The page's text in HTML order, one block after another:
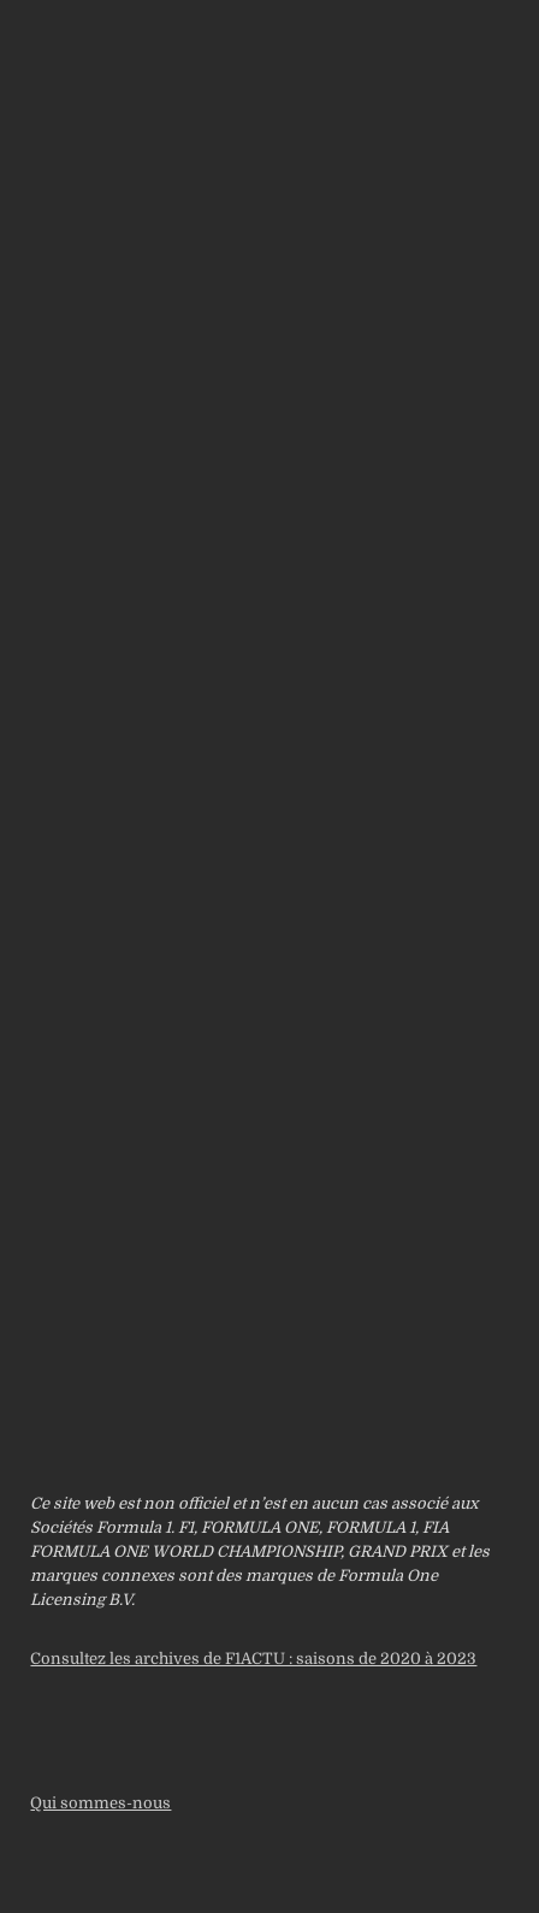
Ce site web est non officiel et n’est en aucun cas associé aux
Sociétés Formula 1. F1, FORMULA ONE, FORMULA 1, FIA
FORMULA ONE WORLD CHAMPIONSHIP, GRAND PRIX et les
marques connexes sont des marques de Formula One
Licensing B.V.
Consultez les archives de F1ACTU : saisons de 2020 à 2023
Qui sommes-nous